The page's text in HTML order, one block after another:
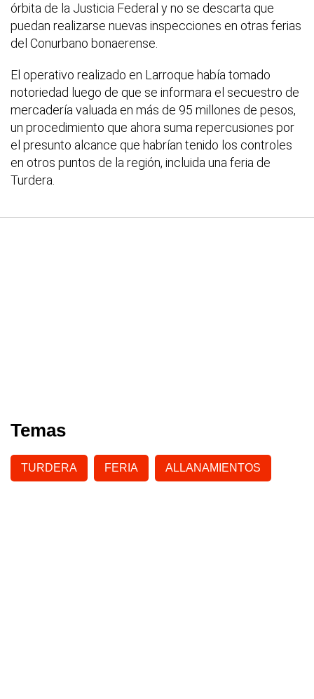
órbita de la Justicia Federal y no se descarta que
puedan realizarse nuevas inspecciones en otras ferias
del Conurbano bonaerense.
El operativo realizado en Larroque había tomado
notoriedad luego de que se informara el secuestro de
mercadería valuada en más de 95 millones de pesos,
un procedimiento que ahora suma repercusiones por
el presunto alcance que habrían tenido los controles
en otros puntos de la región, incluida una feria de
Turdera.
Temas
TURDERA FERIA ALLANAMIENTOS